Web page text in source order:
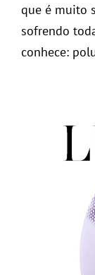
que é muito
sofrendo
conhece: